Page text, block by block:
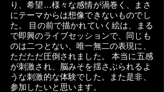
り、希望…様々な感情が渦巻く、まさ
にテーマからは想像できないものでし
た。 目の前で描かれていく絵は、まる
で即興のライブセッションで、同じも
のは二つとない、唯一無二の表現に、
ただただ圧倒されました。 本当に五感
が刺激され、脳みそを揺さぶられるよ
うな刺激的な体験でした。また是非、
参加したいと思います。